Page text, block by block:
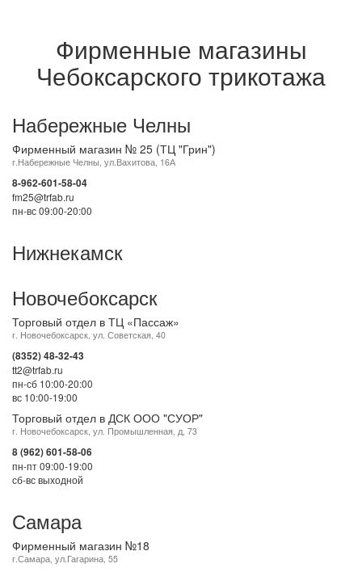
Фирменные магазины
Чебоксарского трикотажа
Набережные Челны
Фирменный магазин № 25 (ТЦ "Грин")
г.Набережные Челны, ул.Вахитова, 16А
8-962-601-58-04
fm25@trfab.ru
пн-вс 09:00-20:00
Нижнекамск
Новочебоксарск
Торговый отдел в ТЦ «Пассаж»
г. Новочебоксарск, ул. Советская, 40
(8352) 48-32-43
tt2@trfab.ru
пн-сб 10:00-20:00
вс 10:00-19:00
Торговый отдел в ДСК ООО "СУОР"
г. Новочебоксарск, ул. Промышленная, д, 73
8 (962) 601-58-06
пн-пт 09:00-19:00
сб-вс выходной
Самара
Фирменный магазин №18
г.Самара, ул.Гагарина, 55